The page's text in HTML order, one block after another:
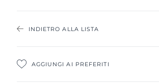
INDIETRO ALLA LISTA
AGGIUNGI AI PREFERITI